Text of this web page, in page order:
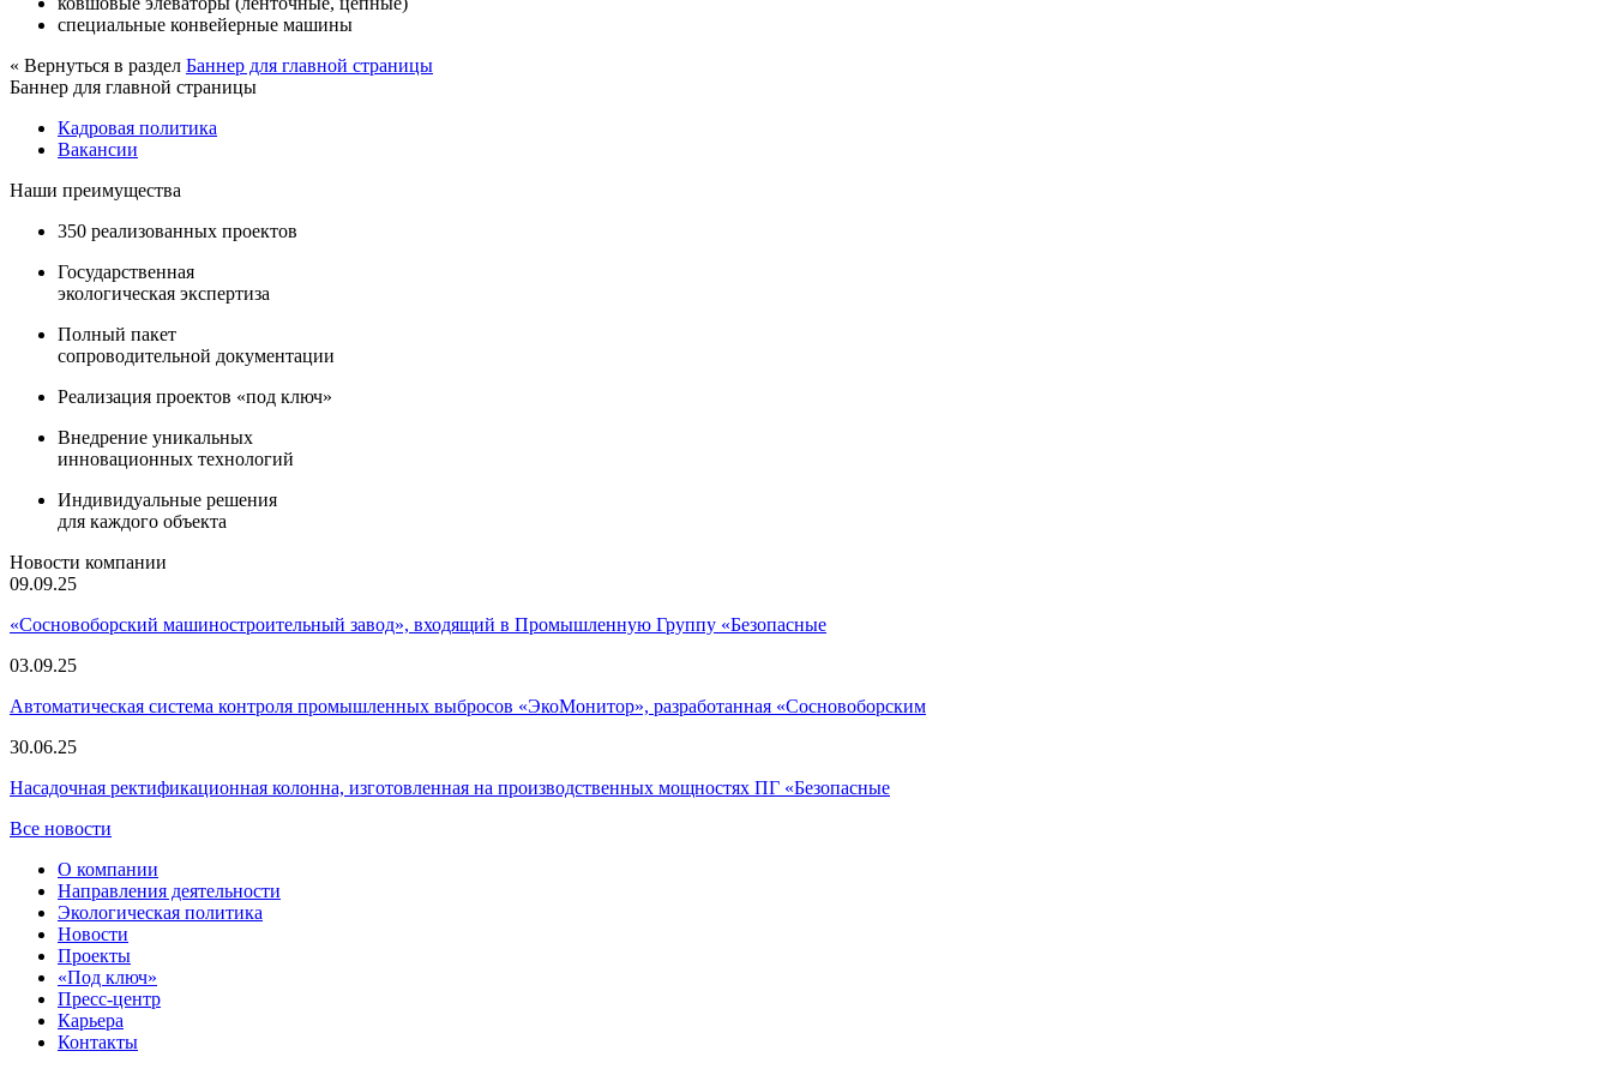
специальные конвейерные машины
« Вернуться в раздел Баннер для главной страницы
Баннер для главной страницы
Кадровая политика
Вакансии
Наши преимущества
350 реализованных проектов
Государственная
экологическая экспертиза
Полный пакет
сопроводительной документации
Реализация проектов «под ключ»
Внедрение уникальных
инновационных технологий
Индивидуальные решения
для каждого объекта
Новости компании
09.09.25
«Сосновоборский машиностроительный завод», входящий в Промышленную Группу «Безопасные
03.09.25
Автоматическая система контроля промышленных выбросов «ЭкоМонитор», разработанная «Сосновоборским
30.06.25
Насадочная ректификационная колонна, изготовленная на производственных мощностях ПГ «Безопасные
Все новости
О компании
Направления деятельности
Экологическая политика
Новости
Проекты
«Под ключ»
Пресс-центр
Карьера
Контакты